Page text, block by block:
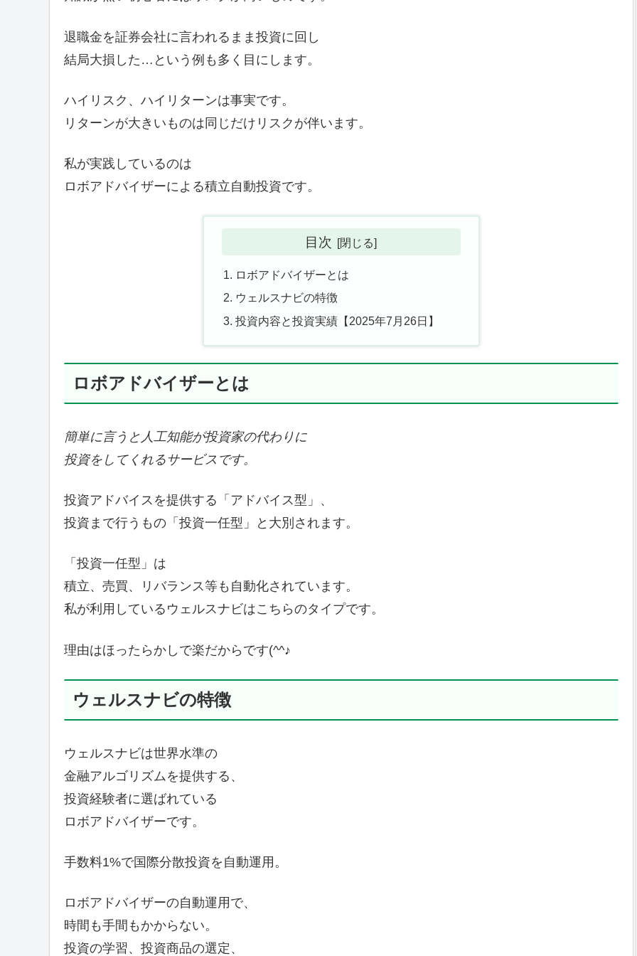
退職金を証券会社に言われるまま投資に回し
結局大損した…という例も多く目にします。
ハイリスク、ハイリターンは事実です。
リターンが大きいものは同じだけリスクが伴います。
私が実践しているのは
ロボアドバイザーによる積立自動投資です。
目次
ロボアドバイザーとは
ウェルスナビの特徴
投資内容と投資実績【2025年7月26日】
ロボアドバイザーとは
簡単に言うと人工知能が投資家の代わりに
投資をしてくれるサービスです。
投資アドバイスを提供する「アドバイス型」、
投資まで行うもの「投資一任型」と大別されます。
「投資一任型」は
積立、売買、リバランス等も自動化されています。
私が利用しているウェルスナビはこちらのタイプです。
理由はほったらかしで楽だからです(^^♪
ウェルスナビの特徴
ウェルスナビは世界水準の
金融アルゴリズムを提供する、
投資経験者に選ばれている
ロボアドバイザーです。
手数料1%で国際分散投資を自動運用。
ロボアドバイザーの自動運用で、
時間も手間もかからない。
投資の学習、投資商品の選定、